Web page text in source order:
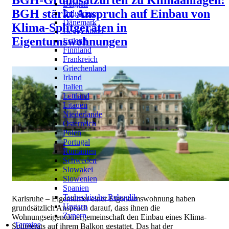
Belgien
Bulgarien
Dänemark
Deutschland
Estland
Finnland
Frankreich
Griechenland
Irland
Italien
Lettland
Litauen
Niederlande
Österreich
Polen
Portugal
Rumänien
Schweden
Slowakei
Slowenien
Spanien
Tschechische Rebuplik
Ungarn
Zypern
Termine
BGH stärkt Anspruch auf Einbau von
Klima-Splitgeräten in
Eigentumswohnungen
Karlsruhe – Eigentümer einer Eigentumswohnung haben
grundsätzlich Anspruch darauf, dass ihnen die
Wohnungseigentümergemeinschaft den Einbau eines Klima-
Splitgeräts auf ihrem Balkon gestattet. Das hat der